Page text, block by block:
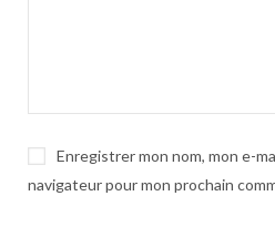
Enregistrer mon nom, mon e-
navigateur pour mon prochain